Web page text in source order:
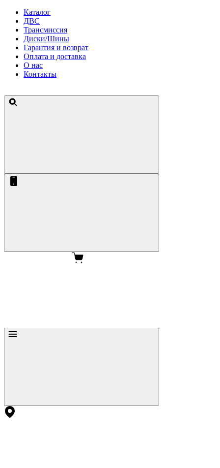
Каталог
ДВС
Трансмиссия
Диски/Шины
Гарантия и возврат
Оплата и доставка
О нас
Контакты